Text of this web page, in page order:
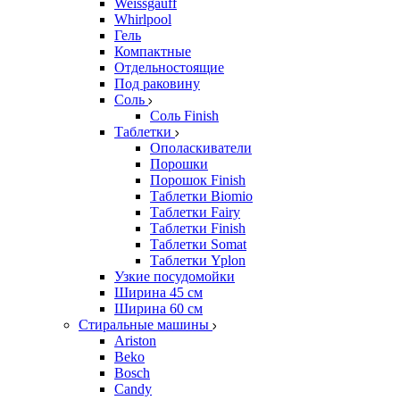
Weissgauff
Whirlpool
Гель
Компактные
Отдельностоящие
Под раковину
Соль
Соль Finish
Таблетки
Ополаскиватели
Порошки
Порошок Finish
Таблетки Biomio
Таблетки Fairy
Таблетки Finish
Таблетки Somat
Таблетки Yplon
Узкие посудомойки
Ширина 45 см
Ширина 60 см
Стиральные машины
Ariston
Beko
Bosch
Candy